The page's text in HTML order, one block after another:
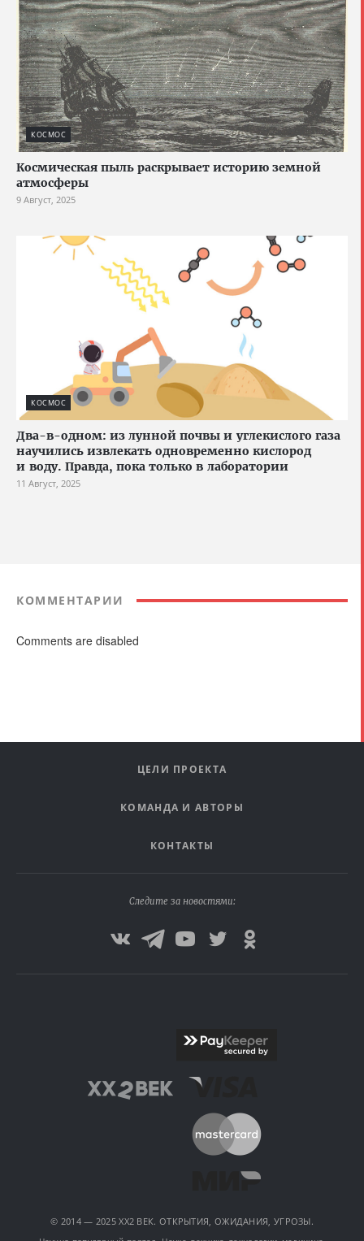
КОСМОС
Космическая пыль раскрывает историю земной
атмосферы
9 Август, 2025
КОСМОС
Два-в-одном: из лунной почвы и углекислого газа
научились извлекать одновременно кислород
и воду. Правда, пока только в лаборатории
11 Август, 2025
КОММЕНТАРИИ
Comments are disabled
ЦЕЛИ ПРОЕКТА
КОМАНДА И АВТОРЫ
КОНТАКТЫ
Следите за новостями:
© 2014 — 2025 XX2 ВЕК. ОТКРЫТИЯ, ОЖИДАНИЯ, УГРОЗЫ.